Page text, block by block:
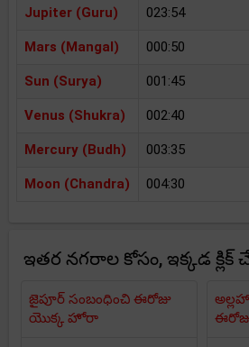
Jupiter (Guru) 023:54
Mars (Mangal) 000:50
Sun (Surya) 001:45
Venus (Shukra) 002:40
Mercury (Budh) 003:35
Moon (Chandra) 004:30
ఇతర నగరాల కోసం, ఇక్కడ
జైపూర్ సంబంధించి ఈరోజు
యొక్క హోరా